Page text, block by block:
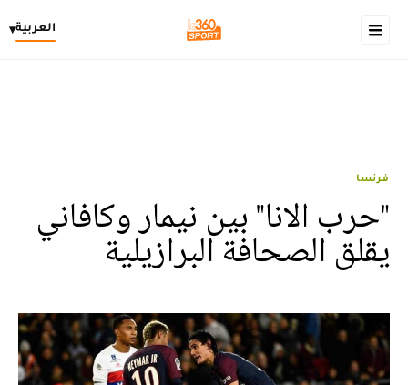
العربية▾
فرنسا
"حرب الانا" بين نيمار وكافاني
يقلق الصحافة البرازيلية